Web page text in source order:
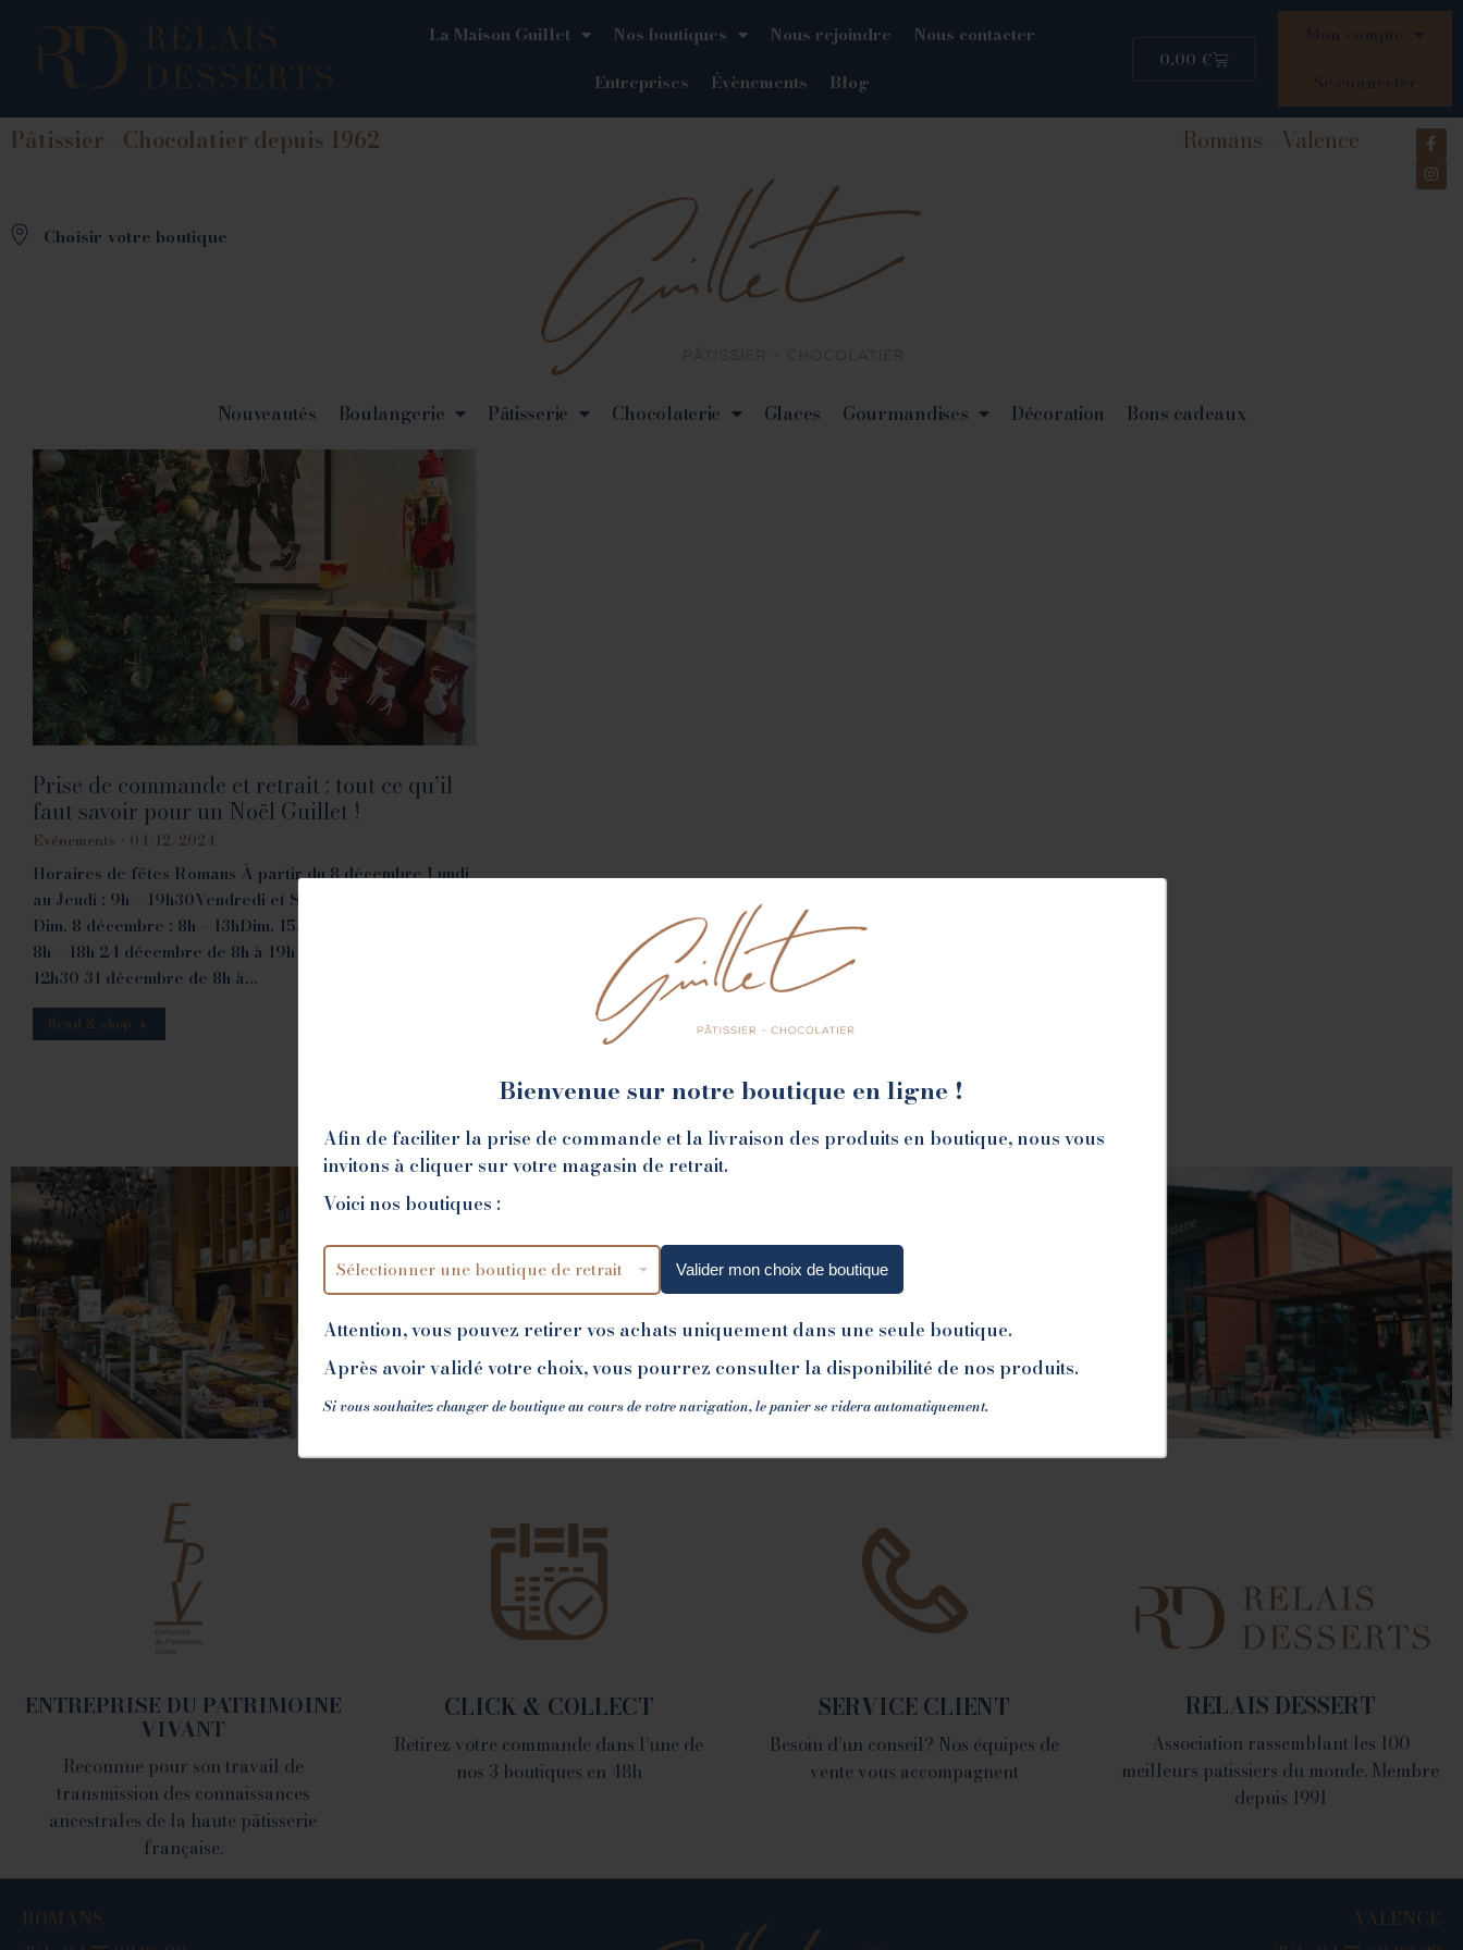
Bienvenue sur notre boutique en ligne !
Afin de faciliter la prise de commande et la livraison des produits en boutique, nous vous
invitons à cliquer sur votre magasin de retrait.
Voici nos boutiques :
Valider mon choix de boutique
Attention, vous pouvez retirer vos achats uniquement dans une seule boutique.
Après avoir validé votre choix, vous pourrez consulter la disponibilité de nos produits.
Si vous souhaitez changer de boutique au cours de votre navigation, le panier se videra automatiquement.
La Maison Guillet Nos boutiques Nous rejoindre
Nous contacter
Entreprises
Évènements Blog
0.00 €
Mon compte
Se connecter
Pâtissier - Chocolatier depuis 1962 Romans - Valence
Choisir votre boutique
Nouveautés Boulangerie Pâtisserie Chocolaterie Glaces Gourmandises Décoration Bons cadeaux
Prise de commande et retrait : tout ce qu’il
faut savoir pour un Noël Guillet !
Evénements 04/12/2024
Horaires de fêtes Romans À partir du 8 décembre Lundi
au Jeudi : 9h – 19h30Vendredi et Samedi : 8h – 19h30
Dim. 8 décembre : 8h – 13hDim. 15, 22 et 29 décembre :
8h – 18h 24 décembre de 8h à 19h 25 décembre de 8h à
12h30 31 décembre de 8h à…
Read & shop
NOS BOUTIQUES
78 place Jean Jaurès -
26100 Romans sur Isère
Tél. 04 75 02 26 80
- 26100 Romans sur Isère
ENTREPRISE DU PATRIMOINE
VIVANT
Reconnue pour son travail de
transmission des connaissances
ancestrales de la haute pâtisserie
française.
CLICK & COLLECT
Retirez votre commande dans l’une de
nos 3 boutiques en 48h
SERVICE CLIENT
Besoin d’un conseil? Nos équipes de
vente vous accompagnent
RELAIS DESSERT
Association rassemblant les 100
meilleurs patissiers du monde. Membre
depuis 1991
ROMANS
VALENCE